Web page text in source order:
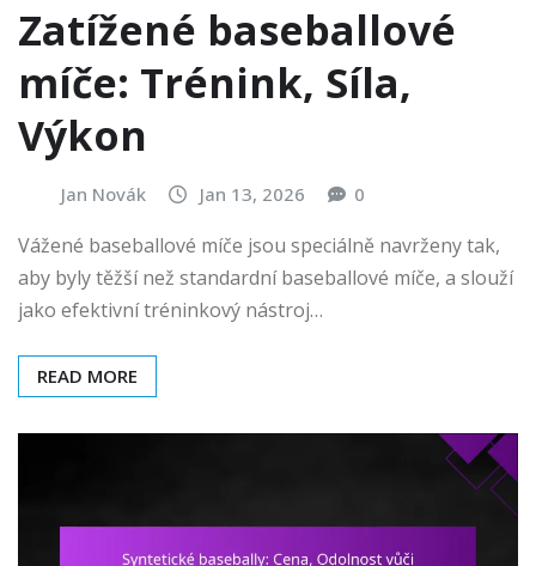
Zatížené baseballové
míče: Trénink, Síla,
Výkon
Jan Novák Jan 13, 2026 0
Vážené baseballové míče jsou speciálně navrženy tak,
aby byly těžší než standardní baseballové míče, a slouží
jako efektivní tréninkový nástroj…
READ MORE